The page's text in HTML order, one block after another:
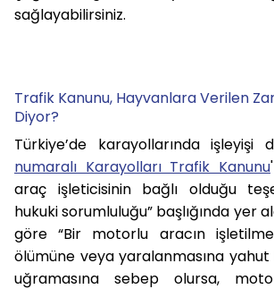
sağlayabilirsiniz.
Trafik Kanunu, Hayvanlara Verilen
Diyor?
Türkiye’de karayollarında işleyişi
numaralı Karayolları Trafik Kanunu
araç işleticisinin bağlı olduğu
hukuki sorumluluğu” başlığında yer
göre “Bir motorlu aracın
ölümüne veya yaralanmasına
uğramasına sebep olursa,